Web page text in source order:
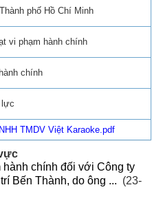
phố Hồ Chí Minh
vi phạm hành chính
chính
lực
TMDV Việt Karaoke.pdf
chính đối với Công ty
Bến Thành, do ông ... (23-